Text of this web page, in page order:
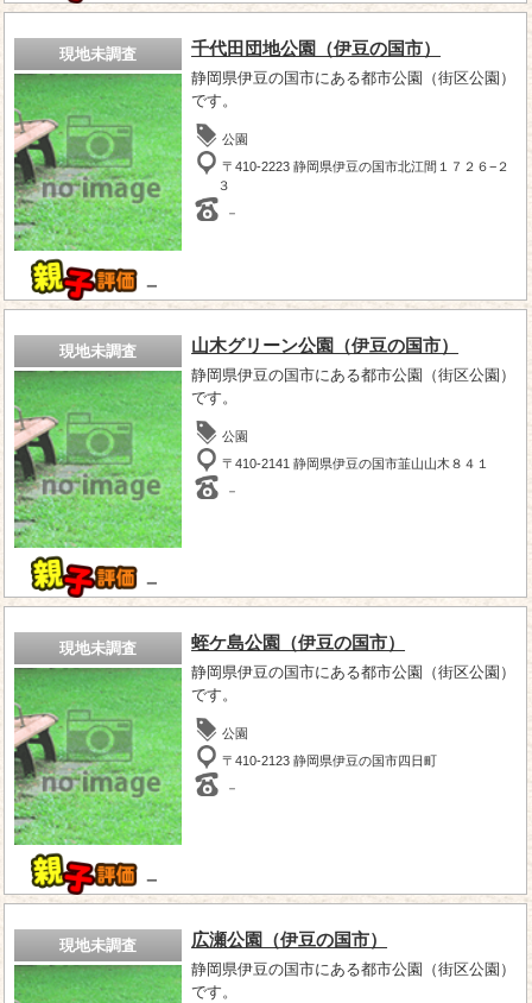
現地未調査
－
千代田団地公園（伊豆の国市）
静岡県伊豆の国市にある都市公園（街区公園）
です。
公園
〒410-2223 静岡県伊豆の国市北江間１７２６−２
３
－
現地未調査
－
山木グリーン公園（伊豆の国市）
静岡県伊豆の国市にある都市公園（街区公園）
です。
公園
〒410-2141 静岡県伊豆の国市韮山山木８４１
－
現地未調査
－
蛭ケ島公園（伊豆の国市）
静岡県伊豆の国市にある都市公園（街区公園）
です。
公園
〒410-2123 静岡県伊豆の国市四日町
－
現地未調査 広瀬公園（伊豆の国市）
静岡県伊豆の国市にある都市公園（街区公園）
です。